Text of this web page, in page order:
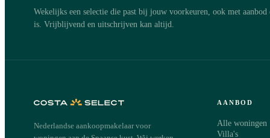
Wekelijks een selectie die past bij jouw voorkeuren, ook met aanbod
is. Vrijblijvend en uitschrijven kan altijd.
Nederlandse aankoopmakelaar voor
AANBOD
Alle woningen
Villa's